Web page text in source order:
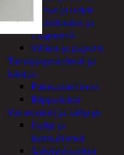
Liimat ja teipit
Muistitaulut ja
magneetit
Vihkot ja paperit
Turvajärjestelmät ja
lukitus
Palovaroittimet
Riippulukot
Varastointi ja säilytys
Hyllyt ja -
kannattimet
Säilytyslaatikot